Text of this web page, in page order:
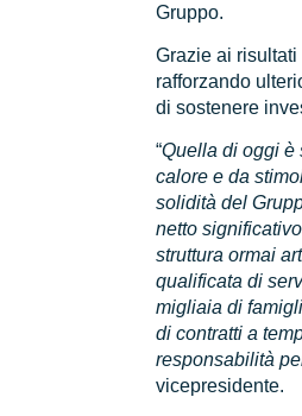
Gruppo.
Grazie ai
rafforzando
di sostenere
“Quella di oggi è
calore e da
solidità del
netto
struttura ormai
qualificata di
migliaia di
di contratti a
responsabilità
vicepresidente.